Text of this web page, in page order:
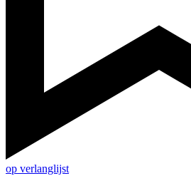
op verlanglijst